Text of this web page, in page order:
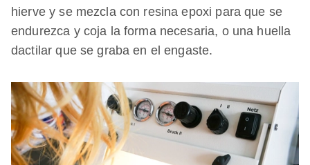
hierve y se mezcla con resina epoxi para que se
endurezca y coja la forma necesaria, o una huella
dactilar que se graba en el engaste.